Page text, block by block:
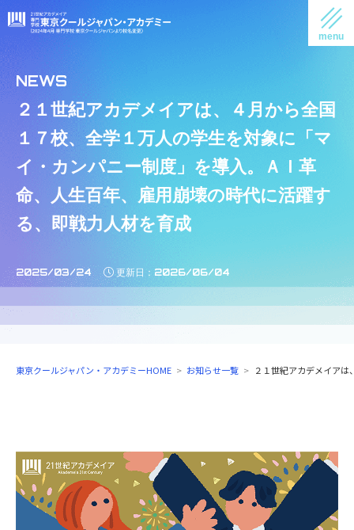
２１世紀アカデメイアは、４月から全国
１７校、全学１万人の学生を対象に「マ
イ・カンパニー制度」を導入。ＡＩ革
命、人生百年、雇用崩壊の時代に活躍す
る、即戦力人材を育成
2025/03/24 更新日： 2026/06/04
東京クールジャパン・アカデミーHOME お知らせ一覧 ２１世紀アカデメイア